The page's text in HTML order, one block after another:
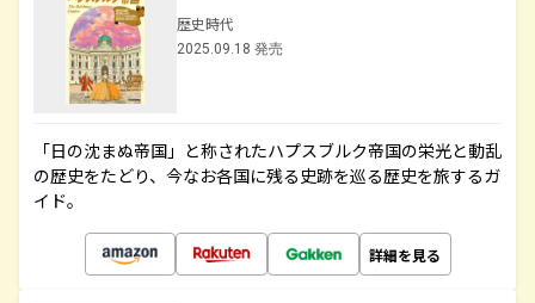
歴史時代
2025.09.18 発売
「日の沈まぬ帝国」と称されたハプスブルク帝国の栄光と動乱
の歴史をたどり、今なお各国に残る史跡を巡る歴史を旅するガ
イド。
詳細を見る